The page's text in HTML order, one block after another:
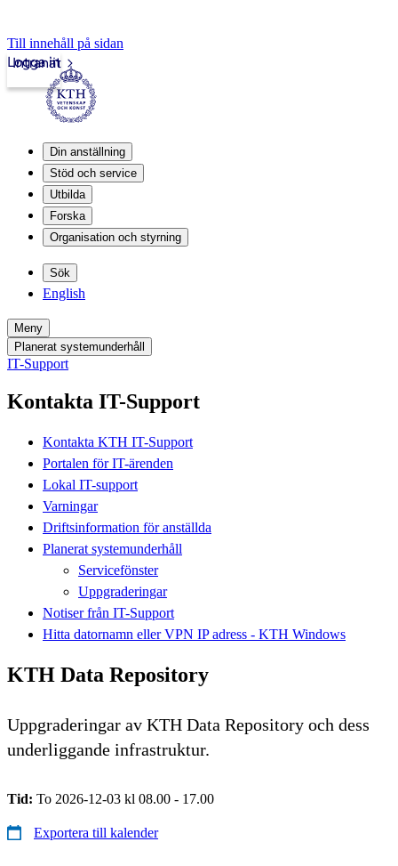
Till innehåll på sidan
Intranät
Logga in
Din anställning
Stöd och service
Utbilda
Forska
Organisation och styrning
Sök
English
Meny
Planerat systemunderhåll
IT-Support
Kontakta IT-Support
Kontakta KTH IT-Support
Portalen för IT-ärenden
Lokal IT-support
Varningar
Driftsinformation för anställda
Planerat systemunderhåll
Servicefönster
Uppgraderingar
Notiser från IT-Support
Hitta datornamn eller VPN IP adress - KTH Windows
KTH Data Repository
Uppgraderingar av KTH Data Repository och dess
underliggande infrastruktur.
Tid: To 2026-12-03 kl 08.00 - 17.00
Exportera till kalender